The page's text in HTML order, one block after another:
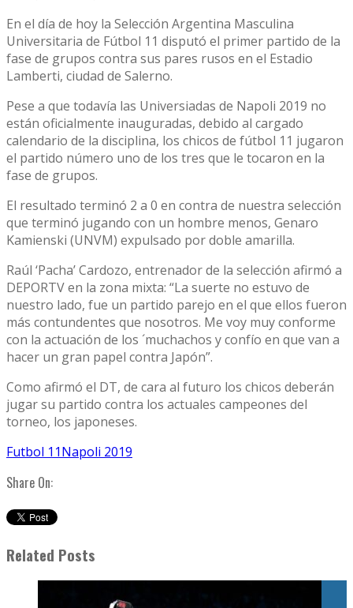
En el día de hoy la Selección Argentina Masculina
Universitaria de Fútbol 11 disputó el primer partido de la
fase de grupos contra sus pares rusos en el Estadio
Lamberti, ciudad de Salerno.
Pese a que todavía las Universiadas de Napoli 2019 no
están oficialmente inauguradas, debido al cargado
calendario de la disciplina, los chicos de fútbol 11 jugaron
el partido número uno de los tres que le tocaron en la
fase de grupos.
El resultado terminó 2 a 0 en contra de nuestra selección
que terminó jugando con un hombre menos, Genaro
Kamienski (UNVM) expulsado por doble amarilla.
Raúl ‘Pacha’ Cardozo, entrenador de la selección afirmó a
DEPORTV en la zona mixta: “La suerte no estuvo de
nuestro lado, fue un partido parejo en el que ellos fueron
más contundentes que nosotros. Me voy muy conforme
con la actuación de los ´muchachos y confío en que van a
hacer un gran papel contra Japón”.
Como afirmó el DT, de cara al futuro los chicos deberán
jugar su partido contra los actuales campeones del
torneo, los japoneses.
Futbol 11Napoli 2019
Share On:
Related Posts